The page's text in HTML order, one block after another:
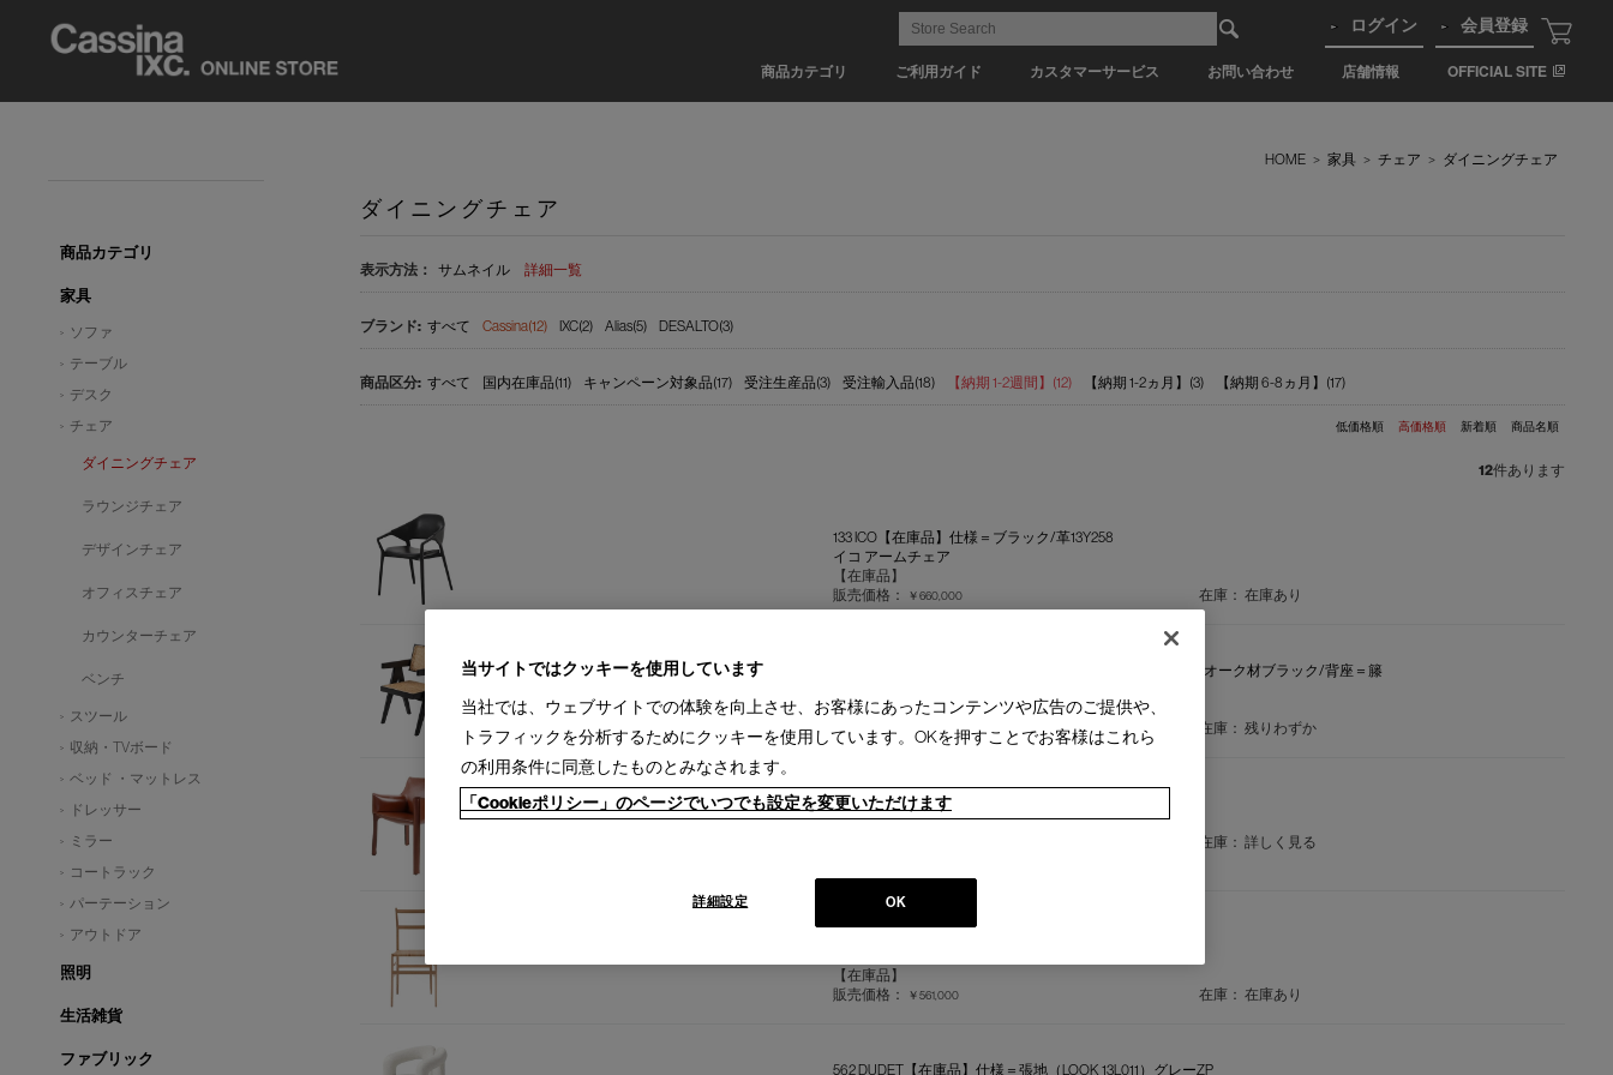
商品カテゴリ ご利用ガイド カスタマーサービス お問い合わせ 店舗情報 OFFICIAL SITE
ログイン 会員登録
HOME > 家具 > チェア > ダイニングチェア
ダイニングチェア
表示方法： サムネイル 詳細一覧
すべて Cassina(12) IXC(2) Alias(5) DESALTO(3)
すべて 国内在庫品(11) キャンペーン対象品(17) 受注生産品(3) 受注輸入品(18) 【納期 1-2週間】(12) 【納期 1-2ヵ月】(3) 【納期 6-8ヵ月】(17)
低価格順 高価格順 新着順 商品名順
12件あります
133 ICO【在庫品】仕様＝ブラック/革13Y258
イコ アームチェア
【在庫品】
販売価格：
￥660,000 在庫： 在庫あり
051-21 CAPITOL COMPLEX OFFICE CHAIR【在庫品】仕様＝オーク材ブラック/背座＝籐
【在庫品】
販売価格：
￥638,000 在庫： 残りわずか
413 CAB
キャブ アームチェア
在庫： 詳しく見る
【在庫品】
販売価格：
￥561,000 在庫： 在庫あり
562 DUDET【在庫品】仕様＝張地（LOOK 13L011）グレーZP
商品カテゴリ
家具
ソファ
テーブル
デスク
チェア
ダイニングチェア
ラウンジチェア
デザインチェア
オフィスチェア
カウンターチェア
ベンチ
スツール
収納・TVボード
ベッド ・マットレス
ドレッサー
ミラー
コートラック
パーテーション
アウトドア
照明
生活雑貨
ファブリック
当サイトではクッキーを使用しています
当社では、ウェブサイトでの体験を向上させ、お客様にあったコンテンツや広告のご提供や、
トラフィックを分析するためにクッキーを使用しています。OKを押すことでお客様はこれら
の利用条件に同意したものとみなされます。
「Cookieポリシー」のページでいつでも設定を変更いただけます
OK
詳細設定